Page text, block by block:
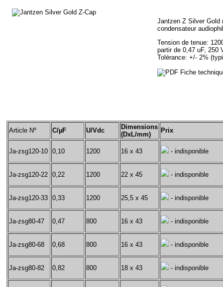
Jantzen Z Silver Gold
condensateur
Tension de tenue:
partir de 0,47 uF, 250
Tolérance: +/- 2%
Fiche
Article Nº C/µF U/Vdc
Dimensions
(DxL/mm)
Prix
Ja-zsg120-10 0,10 1200 16 x 43 - indisponible
Ja-zsg120-22 0,22 1200 22 x 45 - indisponible
Ja-zsg120-33 0,33 1200 25,5 x 45 - indisponible
Ja-zsg80-47 0,47 800 16 x 43 - indisponible
Ja-zsg80-68 0,68 800 16 x 43 - indisponible
Ja-zsg80-82 0,82 800 18 x 43 - indisponible